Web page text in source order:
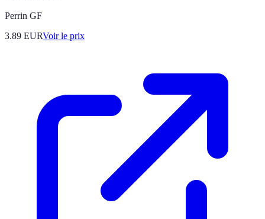
Perrin GF
3.89 EURVoir le prix